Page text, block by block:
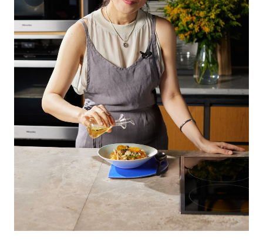
베스트
신상품
기획전
브랜드
푸드
키친
리빙
가전